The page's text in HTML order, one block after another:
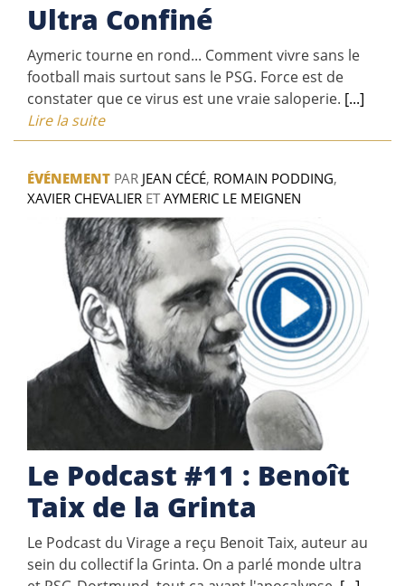
Ultra Confiné
Aymeric tourne en rond... Comment vivre sans le
football mais surtout sans le PSG. Force est de
constater que ce virus est une vraie saloperie. [...]
Lire la suite
ÉVÉNEMENT PAR JEAN CÉCÉ, ROMAIN PODDING,
XAVIER CHEVALIER ETAYMERIC LE MEIGNEN
Le Podcast #11 : Benoît
Taix de la Grinta
Le Podcast du Virage a reçu Benoit Taix, auteur au
sein du collectif la Grinta. On a parlé monde ultra